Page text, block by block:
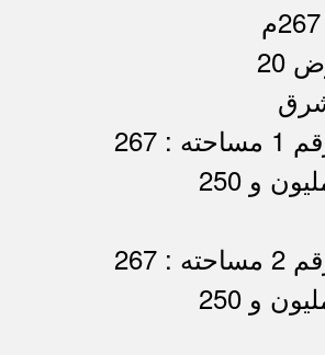
شرق
267
و 250
267
و 250